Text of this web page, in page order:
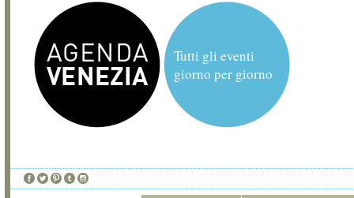
Tutti gli eventi
giorno per giorno